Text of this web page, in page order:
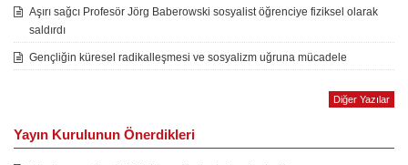
Aşırı sağcı Profesör Jörg Baberowski sosyalist öğrenciye fiziksel olarak
saldırdı
Gençliğin küresel radikalleşmesi ve sosyalizm uğruna mücadele
Diğer Yazılar
Yayın Kurulunun Önerdikleri